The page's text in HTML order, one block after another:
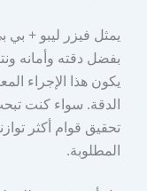
بفضل دقته وأمانه
يكون هذا الإجراء
الدقة. سواء كنت
تحقيق قوام أكثر
المطلوبة.